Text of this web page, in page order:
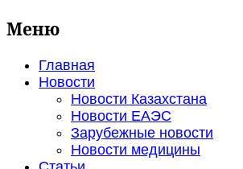
Меню
Главная
Новости
Новости Казахстана
Новости ЕАЭС
Зарубежные новости
Новости медицины